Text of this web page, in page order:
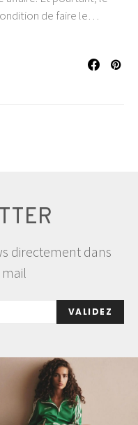
de faire le…
directement dans
VALIDEZ